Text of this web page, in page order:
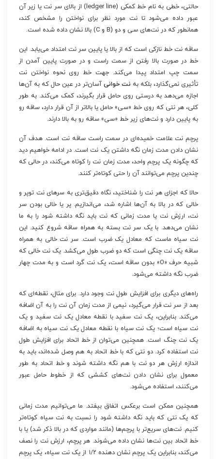
حالتی، خطی به نام خط کمکی (ledger line) از بالای سر نت یا زیر آن
عبور داده می‌شود تا نت مورد نظر برای نواختن را مشخص کند،
همانطور که در نت‌های سی و دو (B و C) بالا نشان داده شده است.
ساقه نت خط نازکی است که از بالا یا پایین سر نت امتداد می‌یابد. این
خط در صورت بالا رفتن از سمت راست و در صورت پایین آمدن از
سمت چپ امتداد پیدا می‌کند. جهت خط روی نحوه نواختن نت
تأثیری نمی‌گذارد، بلکه به نت خوانی آسان‌تر در عین حال که به آن‌ها
اجازه می‌دهد به درستی روی حامل قرار بگیرند، کمک می‌کند. به طور
کلی، هر نتی که روی خط «سی» حامل یا بالاتر از آن قرار دارد، ساقه رو
به پایین دارد و نت‌های زیر خط «سی» ساقه رو به بالا دارند.
پرچم نت علامت خمیده‌ای در سمت راست ساقه نت است. هدف آن
نشان دادن مدت زمان نگه داشتن یک نت است. در ادامه خواهیم دید
که چگونه یک پرچم واحد، مدت زمان نت را کوتاه می‌کند، در حالی که
چندین پرچم می‌توانند آن را حتی کوتاه‌تر کنند.
حالا که اجزای هر نت را شناختید، نگاه دقیق‌تری به سرهای نت توپر و
خالی که در بالا به آن‌ها اشاره شد، می‌اندازیم. پر یا خالی بودن سر
نت، ارزش نت یا مدت زمانی که نت باید نگه داشته شود را به ما
نشان می‌دهد. با یک سر نت بسته به همراه ساقه شروع کنید. این
نت سیاه ماست که معادل یک ضرب است. سر نت خالی به همراه
ساقه یک نت چنگی است که دو ضرب طول می‌کشد. یک نت خالی که
شبیه حرف «O» بدون ساقه است، یک نت گرد است و به مدت چهار
ضرب نگه داشته می‌شود.
راه‌های دیگری برای افزایش طول نت وجود دارد. برای مثال، نقطه‌ای که
بعد از سر نت قرار می‌گیرد، نیمی از مدت زمان آن نت را به آن اضافه
می‌کند. بنابراین، یک نت سفید با نقطه معادل یک نت سفید و یک
نت سیاه است؛ یک نت سیاه با نقطه معادل یک نت سیاه به اضافه
یک نت چنگ است. همچنین می‌توان از خط اتحاد برای افزایش طول
نت استفاده کرد. دو نتی که با خط اتحاد به هم وصل شده‌اند، باید به
اندازه ارزش هر دو نت با هم نگه داشته شوند و خط اتحاد به طور
معمول برای نشان دادن نت‌های کششی که از خطوط حامل عبور
می‌کنند، استفاده می‌شود.
همچنین ممکن است برعکس اتفاق بیفتد. ما می‌توانیم مدت زمانی
که یک نتی که باید نگه داشته شود را نسبت به نت سیاه کوتاه‌تر
کنیم. نت‌های سریع‌تر با پرچم‌ها (مانند مواردی که در بالا ذکر شد) یا با
خط اتحاد بین نت‌ها نشان داده می‌شوند. هر پرچم، ارزش نت را نصف
می‌کند، بنابراین یک پرچم نشان دهنده ۱/۲ از یک نت سیاه، یک پرچم